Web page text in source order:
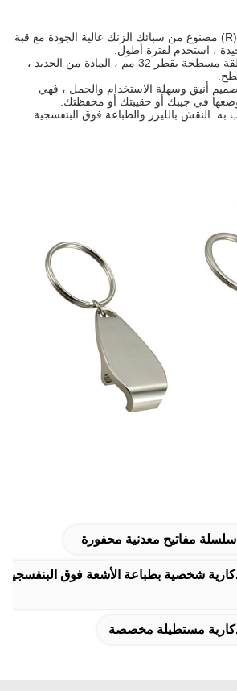
هذا العنصر 1301.0071 (R) مصنوع من سبائك الزنك عالية الجودة مع قبة
، استخدم لفترة أطول.
جزء الحلقة الرئيسية: حلقة مسطحة بقطر 32 مم ، المادة من الحديد ،
أنيق وسهلة الاستخدام والحمل ، فهي
في جيبك أو حقيبتك أو محفظتك.
النقش بالليزر والطباعة فوق البنفسجية
مفاتيح معدنية محفورة
شخصية بطباعة الأشعة فوق البنفسجية
مستطيلة مخصصة